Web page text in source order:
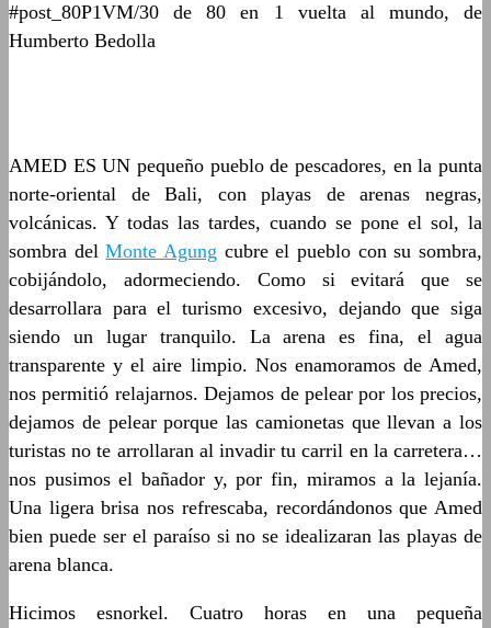
#post_80P1VM/30 de 80 en 1 vuelta al mundo, de
Humberto Bedolla
AMED ES UN pequeño pueblo de pescadores, en la punta
norte-oriental de Bali, con playas de arenas negras,
volcánicas. Y todas las tardes, cuando se pone el sol, la
sombra delMonte Agung cubre el pueblo con su sombra,
cobijándolo, adormeciendo. Como si evitará que se
desarrollara para el turismo excesivo, dejando que siga
siendo un lugar tranquilo. La arena es fina, el agua
transparente y el aire limpio. Nos enamoramos de Amed,
nos permitió relajarnos. Dejamos de pelear por los precios,
dejamos de pelear porque las camionetas que llevan a los
turistas no te arrollaran al invadir tu carril en la carretera…
nos pusimos el bañador y, por fin, miramos a la lejanía.
Una ligera brisa nos refrescaba, recordándonos que Amed
bien puede ser el paraíso si no se idealizaran las playas de
arena blanca.
Hicimos esnorkel. Cuatro horas en una pequeña